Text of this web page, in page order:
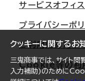
クッキーに関するお
三鬼商事では、サイト
入力補助)のために
名古屋
札幌
仙台
横浜
サービスオフィス
プライバシーポ
ご利用にあたっ
Cookie等の利